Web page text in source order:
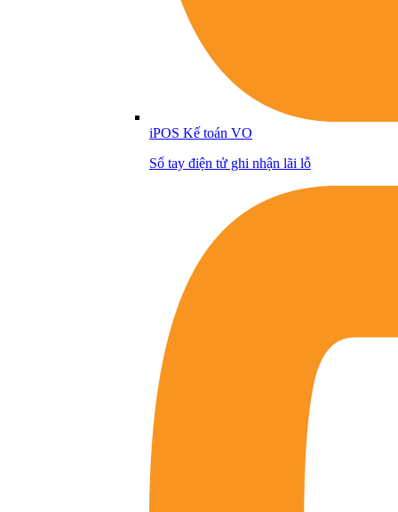
iPOS Kế toán VO
Sổ tay điện tử ghi nhận lãi lỗ